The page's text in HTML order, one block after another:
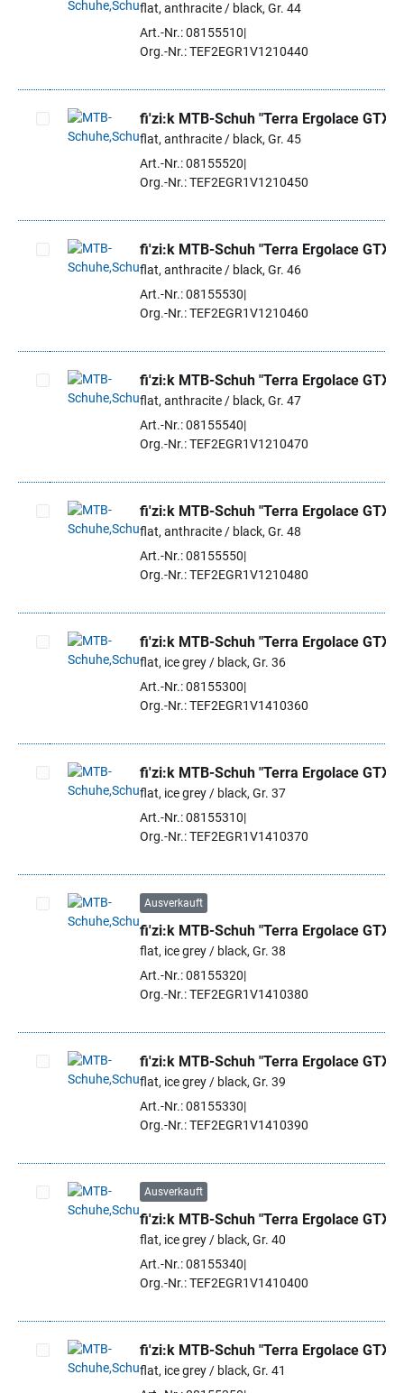
Artikel auswählen
flat, anthracite / black, Gr. 44
Art.-Nr.: 08155510
Org.-Nr.: TEF2EGR1V1210440
Artikel auswählen
fi'zi:k MTB-Schuh "Terra Ergolace GTX"
flat, anthracite / black, Gr. 45
Art.-Nr.: 08155520
Org.-Nr.: TEF2EGR1V1210450
Artikel auswählen
fi'zi:k MTB-Schuh "Terra Ergolace GTX"
flat, anthracite / black, Gr. 46
Art.-Nr.: 08155530
Org.-Nr.: TEF2EGR1V1210460
Artikel auswählen
fi'zi:k MTB-Schuh "Terra Ergolace GTX"
flat, anthracite / black, Gr. 47
Art.-Nr.: 08155540
Org.-Nr.: TEF2EGR1V1210470
Artikel auswählen
fi'zi:k MTB-Schuh "Terra Ergolace GTX"
flat, anthracite / black, Gr. 48
Art.-Nr.: 08155550
Org.-Nr.: TEF2EGR1V1210480
Artikel auswählen
fi'zi:k MTB-Schuh "Terra Ergolace GTX"
flat, ice grey / black, Gr. 36
Art.-Nr.: 08155300
Org.-Nr.: TEF2EGR1V1410360
Artikel auswählen
fi'zi:k MTB-Schuh "Terra Ergolace GTX"
flat, ice grey / black, Gr. 37
Art.-Nr.: 08155310
Org.-Nr.: TEF2EGR1V1410370
Artikel auswählen
Ausverkauft
fi'zi:k MTB-Schuh "Terra Ergolace GTX"
flat, ice grey / black, Gr. 38
Art.-Nr.: 08155320
Org.-Nr.: TEF2EGR1V1410380
Artikel auswählen
fi'zi:k MTB-Schuh "Terra Ergolace GTX"
flat, ice grey / black, Gr. 39
Art.-Nr.: 08155330
Org.-Nr.: TEF2EGR1V1410390
Artikel auswählen
Ausverkauft
fi'zi:k MTB-Schuh "Terra Ergolace GTX"
flat, ice grey / black, Gr. 40
Art.-Nr.: 08155340
Org.-Nr.: TEF2EGR1V1410400
Artikel auswählen
fi'zi:k MTB-Schuh "Terra Ergolace GTX"
flat, ice grey / black, Gr. 41